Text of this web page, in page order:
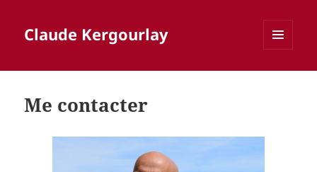
Claude Kergourlay
Me contacter